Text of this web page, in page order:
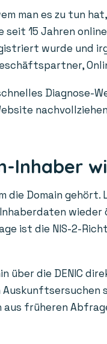
man es zu tun
seit 15 Jahren
wurde und
Diagnose-
Inhaber
die Domain
ist die NIS-2-
über die DENIC
aus früheren